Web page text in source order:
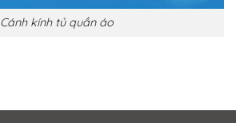
Cánh kính tủ quần áo